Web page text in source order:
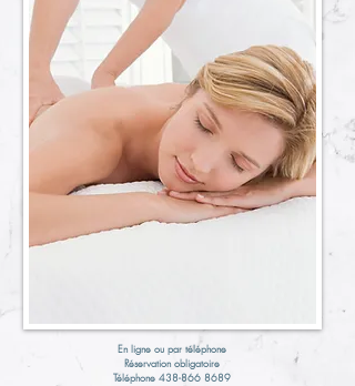
En ligne ou par téléphone
Réservation obligatoire
Téléphone 438-866 8689